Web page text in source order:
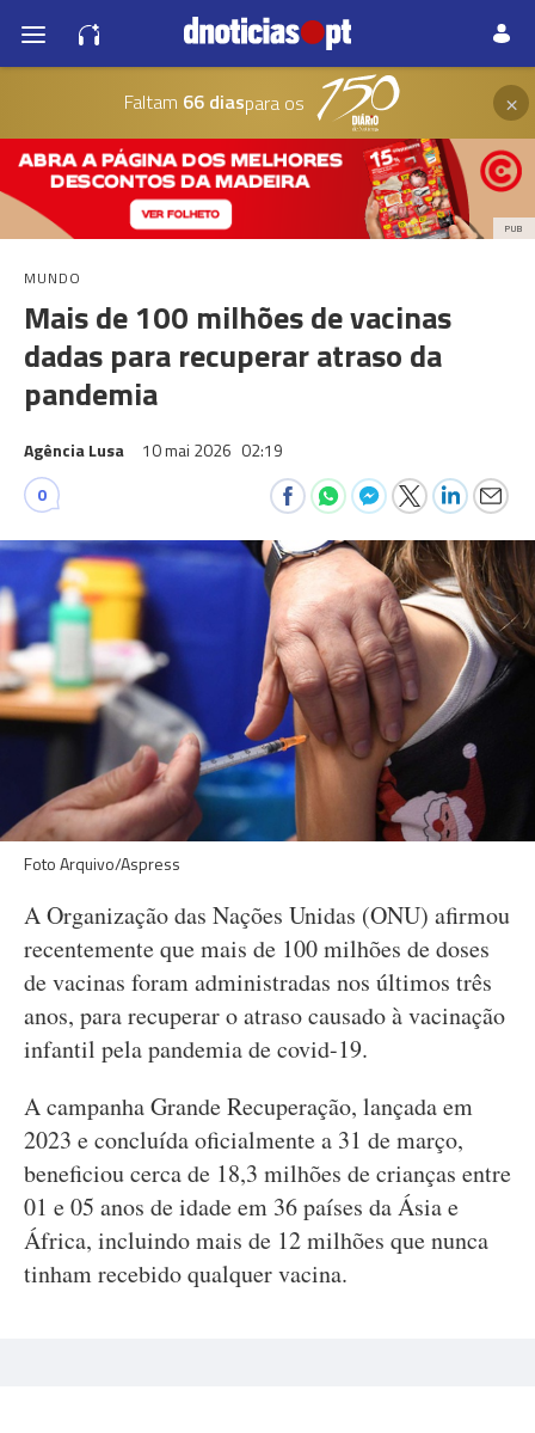
Faltam 66 diaspara os ×
PUB
MUNDO
Mais de 100 milhões de vacinas
dadas para recuperar atraso da
pandemia
Agência Lusa 10 mai 2026 02:19
0
Foto Arquivo/Aspress
A Organização das Nações Unidas (ONU) afirmou
recentemente que mais de 100 milhões de doses
de vacinas foram administradas nos últimos três
anos, para recuperar o atraso causado à vacinação
infantil pela pandemia de covid-19.
A campanha Grande Recuperação, lançada em
2023 e concluída oficialmente a 31 de março,
beneficiou cerca de 18,3 milhões de crianças entre
01 e 05 anos de idade em 36 países da Ásia e
África, incluindo mais de 12 milhões que nunca
tinham recebido qualquer vacina.